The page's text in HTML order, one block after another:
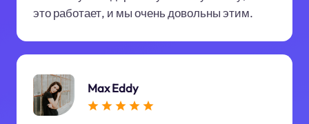
это работает, и мы очень довольны этим.
Max Eddy